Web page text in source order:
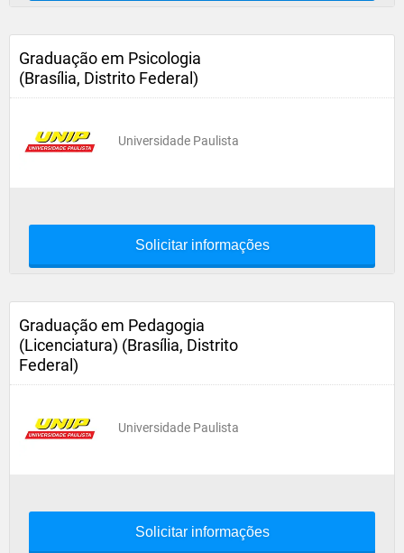
Graduação em Psicologia
(Brasília, Distrito Federal)
Universidade Paulista
Solicitar informações
Graduação em Pedagogia
(Licenciatura) (Brasília, Distrito
Federal)
Universidade Paulista
Solicitar informações